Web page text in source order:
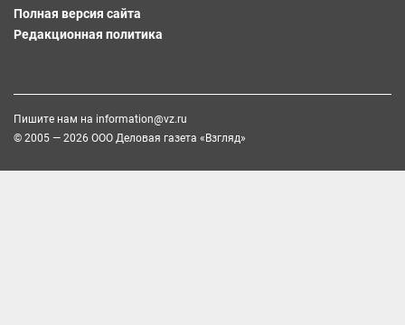
Полная версия сайта
Редакционная политика
Пишите нам на information@vz.ru
© 2005 — 2026 ООО Деловая газета «Взгляд»